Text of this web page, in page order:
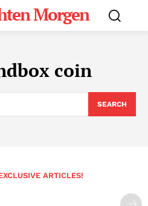
Morgen
coin
SEARCH
ARTICLES!